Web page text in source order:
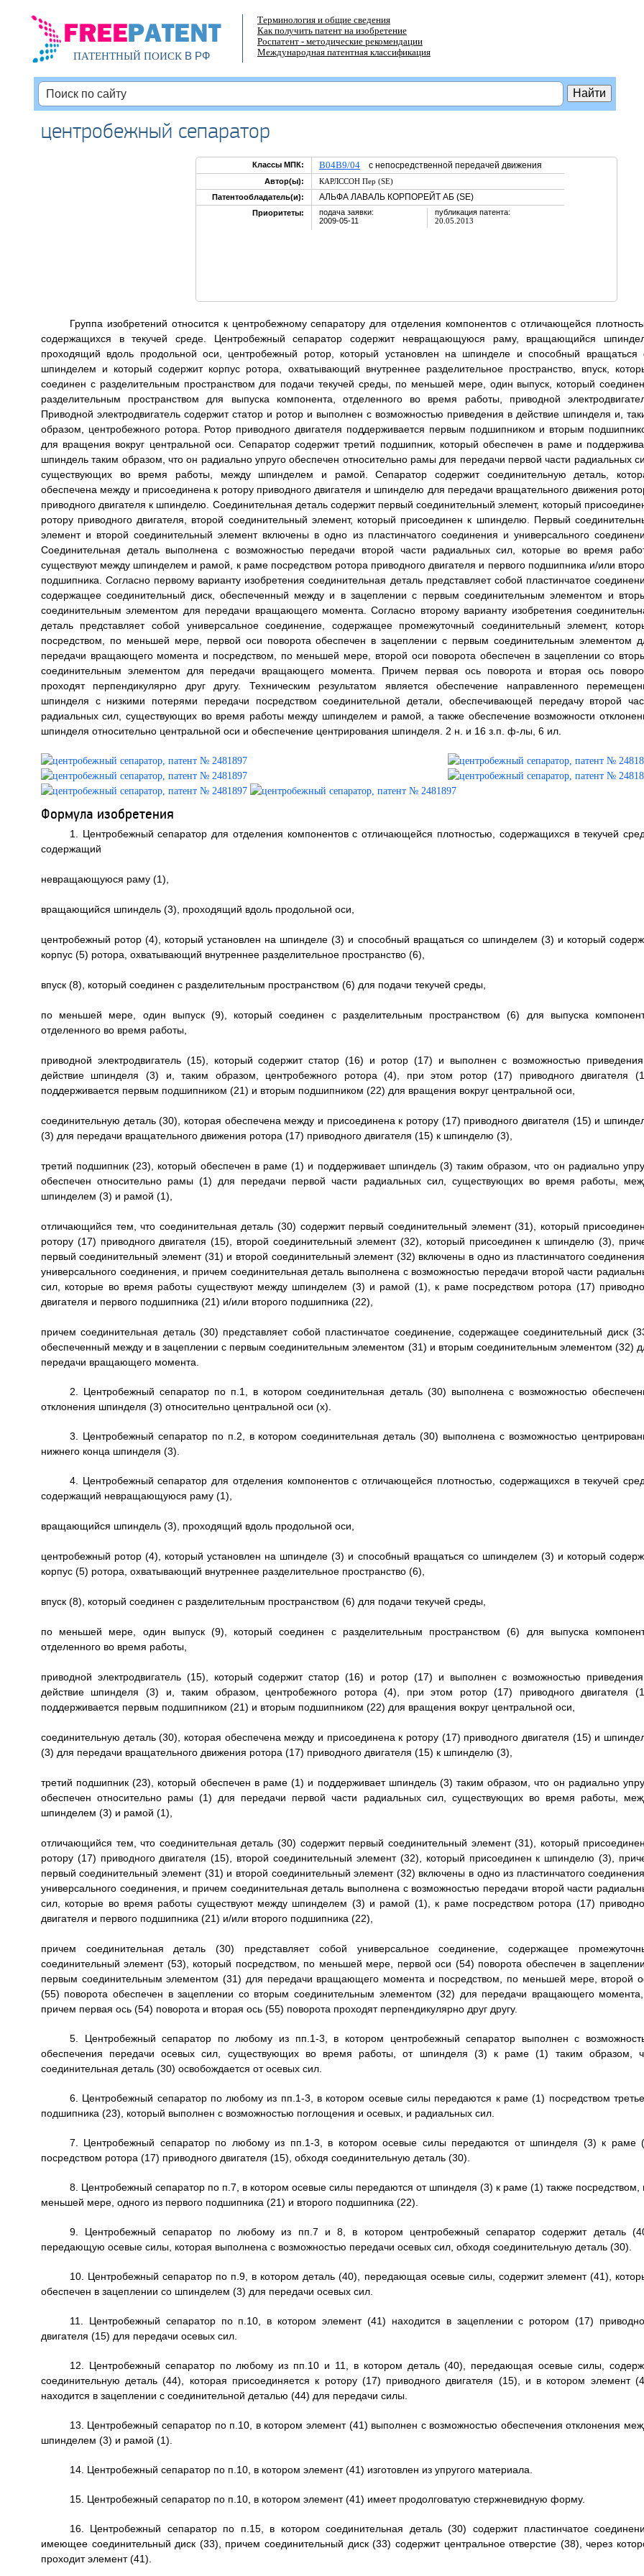
ПАТЕНТНЫЙ ПОИСКВ РФ
Терминология и общие сведения
Как получить патент на изобретение
Роспатент - методические рекомендации
Международная патентная классификация
центробежный сепаратор
Классы МПК: B04B9/04с непосредственной передачей движения
Автор(ы):
КАРЛССОН Пер (SE)
Патентообладатель(и):
АЛЬФА ЛАВАЛЬ КОРПОРЕЙТ АБ (SE)
Приоритеты:
подача заявки:
2009-05-11
публикация патента:
20.05.2013
Группа изобретений относится к центробежному сепаратору для отделения компонентов с отличающейся
содержащихся в текучей среде. Центробежный сепаратор содержит невращающуюся раму, вращающийся
проходящий вдоль продольной оси, центробежный ротор, который установлен на шпинделе и способный вращаться
шпинделем и который содержит корпус ротора, охватывающий внутреннее разделительное пространство, впуск,
соединен с разделительным пространством для подачи текучей среды, по меньшей мере, один выпуск, который
разделительным пространством для выпуска компонента, отделенного во время работы, приводной
Приводной электродвигатель содержит статор и ротор и выполнен с возможностью приведения в действие шпинделя и,
образом, центробежного ротора. Ротор приводного двигателя поддерживается первым подшипником и вторым
для вращения вокруг центральной оси. Сепаратор содержит третий подшипник, который обеспечен в раме и
шпиндель таким образом, что он радиально упруго обеспечен относительно рамы для передачи первой части радиальных
существующих во время работы, между шпинделем и рамой. Сепаратор содержит соединительную деталь,
обеспечена между и присоединена к ротору приводного двигателя и шпинделю для передачи вращательного движения
приводного двигателя к шпинделю. Соединительная деталь содержит первый соединительный элемент, который
ротору приводного двигателя, второй соединительный элемент, который присоединен к шпинделю. Первый
элемент и второй соединительный элемент включены в одно из пластинчатого соединения и универсального
Соединительная деталь выполнена с возможностью передачи второй части радиальных сил, которые во время
существуют между шпинделем и рамой, к раме посредством ротора приводного двигателя и первого подшипника и/или
подшипника. Согласно первому варианту изобретения соединительная деталь представляет собой пластинчатое
содержащее соединительный диск, обеспеченный между и в зацеплении с первым соединительным элементом и
соединительным элементом для передачи вращающего момента. Согласно второму варианту изобретения
деталь представляет собой универсальное соединение, содержащее промежуточный соединительный элемент,
посредством, по меньшей мере, первой оси поворота обеспечен в зацеплении с первым соединительным элементом
передачи вращающего момента и посредством, по меньшей мере, второй оси поворота обеспечен в зацеплении со
соединительным элементом для передачи вращающего момента. Причем первая ось поворота и вторая ось
проходят перпендикулярно друг другу. Техническим результатом является обеспечение направленного
шпинделя с низкими потерями передачи посредством соединительной детали, обеспечивающей передачу второй
радиальных сил, существующих во время работы между шпинделем и рамой, а также обеспечение возможности
шпинделя относительно центральной оси и обеспечение центрирования шпинделя. 2 н. и 16 з.п. ф-лы, 6 ил.
Формула изобретения
1. Центробежный сепаратор для отделения компонентов с отличающейся плотностью, содержащихся в текучей
содержащий
невращающуюся раму (1),
вращающийся шпиндель (3), проходящий вдоль продольной оси,
центробежный ротор (4), который установлен на шпинделе (3) и способный вращаться со шпинделем (3) и который
корпус (5) ротора, охватывающий внутреннее разделительное пространство (6),
впуск (8), который соединен с разделительным пространством (6) для подачи текучей среды,
по меньшей мере, один выпуск (9), который соединен с разделительным пространством (6) для выпуска
отделенного во время работы,
приводной электродвигатель (15), который содержит статор (16) и ротор (17) и выполнен с возможностью
действие шпинделя (3) и, таким образом, центробежного ротора (4), при этом ротор (17) приводного двигателя
поддерживается первым подшипником (21) и вторым подшипником (22) для вращения вокруг центральной оси,
соединительную деталь (30), которая обеспечена между и присоединена к ротору (17) приводного двигателя (15) и
(3) для передачи вращательного движения ротора (17) приводного двигателя (15) к шпинделю (3),
третий подшипник (23), который обеспечен в раме (1) и поддерживает шпиндель (3) таким образом, что он радиально
обеспечен относительно рамы (1) для передачи первой части радиальных сил, существующих во время работы,
шпинделем (3) и рамой (1),
отличающийся тем, что соединительная деталь (30) содержит первый соединительный элемент (31), который
ротору (17) приводного двигателя (15), второй соединительный элемент (32), который присоединен к шпинделю (3),
первый соединительный элемент (31) и второй соединительный элемент (32) включены в одно из пластинчатого
универсального соединения, и причем соединительная деталь выполнена с возможностью передачи второй части
сил, которые во время работы существуют между шпинделем (3) и рамой (1), к раме посредством ротора (17)
двигателя и первого подшипника (21) и/или второго подшипника (22),
причем соединительная деталь (30) представляет собой пластинчатое соединение, содержащее соединительный диск
обеспеченный между и в зацеплении с первым соединительным элементом (31) и вторым соединительным элементом (32)
передачи вращающего момента.
2. Центробежный сепаратор по п.1, в котором соединительная деталь (30) выполнена с возможностью
отклонения шпинделя (3) относительно центральной оси (x).
3. Центробежный сепаратор по п.2, в котором соединительная деталь (30) выполнена с возможностью
нижнего конца шпинделя (3).
4. Центробежный сепаратор для отделения компонентов с отличающейся плотностью, содержащихся в текучей
содержащий невращающуюся раму (1),
вращающийся шпиндель (3), проходящий вдоль продольной оси,
центробежный ротор (4), который установлен на шпинделе (3) и способный вращаться со шпинделем (3) и который
корпус (5) ротора, охватывающий внутреннее разделительное пространство (6),
впуск (8), который соединен с разделительным пространством (6) для подачи текучей среды,
по меньшей мере, один выпуск (9), который соединен с разделительным пространством (6) для выпуска
отделенного во время работы,
приводной электродвигатель (15), который содержит статор (16) и ротор (17) и выполнен с возможностью
действие шпинделя (3) и, таким образом, центробежного ротора (4), при этом ротор (17) приводного двигателя
поддерживается первым подшипником (21) и вторым подшипником (22) для вращения вокруг центральной оси,
соединительную деталь (30), которая обеспечена между и присоединена к ротору (17) приводного двигателя (15) и
(3) для передачи вращательного движения ротора (17) приводного двигателя (15) к шпинделю (3),
третий подшипник (23), который обеспечен в раме (1) и поддерживает шпиндель (3) таким образом, что он радиально
обеспечен относительно рамы (1) для передачи первой части радиальных сил, существующих во время работы,
шпинделем (3) и рамой (1),
отличающийся тем, что соединительная деталь (30) содержит первый соединительный элемент (31), который
ротору (17) приводного двигателя (15), второй соединительный элемент (32), который присоединен к шпинделю (3),
первый соединительный элемент (31) и второй соединительный элемент (32) включены в одно из пластинчатого
универсального соединения, и причем соединительная деталь выполнена с возможностью передачи второй части
сил, которые во время работы существуют между шпинделем (3) и рамой (1), к раме посредством ротора (17)
двигателя и первого подшипника (21) и/или второго подшипника (22),
причем соединительная деталь (30) представляет собой универсальное соединение, содержащее
соединительный элемент (53), который посредством, по меньшей мере, первой оси (54) поворота обеспечен в
первым соединительным элементом (31) для передачи вращающего момента и посредством, по меньшей мере, второй
(55) поворота обеспечен в зацеплении со вторым соединительным элементом (32) для передачи вращающего
причем первая ось (54) поворота и вторая ось (55) поворота проходят перпендикулярно друг другу.
5. Центробежный сепаратор по любому из пп.1-3, в котором центробежный сепаратор выполнен с
обеспечения передачи осевых сил, существующих во время работы, от шпинделя (3) к раме (1) таким образом,
соединительная деталь (30) освобождается от осевых сил.
6. Центробежный сепаратор по любому из пп.1-3, в котором осевые силы передаются к раме (1) посредством
подшипника (23), который выполнен с возможностью поглощения и осевых, и радиальных сил.
7. Центробежный сепаратор по любому из пп.1-3, в котором осевые силы передаются от шпинделя (3) к раме
посредством ротора (17) приводного двигателя (15), обходя соединительную деталь (30).
8. Центробежный сепаратор по п.7, в котором осевые силы передаются от шпинделя (3) к раме (1) также посредством,
меньшей мере, одного из первого подшипника (21) и второго подшипника (22).
9. Центробежный сепаратор по любому из пп.7 и 8, в котором центробежный сепаратор содержит деталь
передающую осевые силы, которая выполнена с возможностью передачи осевых сил, обходя соединительную деталь (30).
10. Центробежный сепаратор по п.9, в котором деталь (40), передающая осевые силы, содержит элемент (41),
обеспечен в зацеплении со шпинделем (3) для передачи осевых сил.
11. Центробежный сепаратор по п.10, в котором элемент (41) находится в зацеплении с ротором (17)
двигателя (15) для передачи осевых сил.
12. Центробежный сепаратор по любому из пп.10 и 11, в котором деталь (40), передающая осевые силы,
соединительную деталь (44), которая присоединяется к ротору (17) приводного двигателя (15), и в котором элемент
находится в зацеплении с соединительной деталью (44) для передачи силы.
13. Центробежный сепаратор по п.10, в котором элемент (41) выполнен с возможностью обеспечения отклонения
шпинделем (3) и рамой (1).
14. Центробежный сепаратор по п.10, в котором элемент (41) изготовлен из упругого материала.
15. Центробежный сепаратор по п.10, в котором элемент (41) имеет продолговатую стержневидную форму.
16. Центробежный сепаратор по п.15, в котором соединительная деталь (30) содержит пластинчатое
имеющее соединительный диск (33), причем соединительный диск (33) содержит центральное отверстие (38), через
проходит элемент (41).